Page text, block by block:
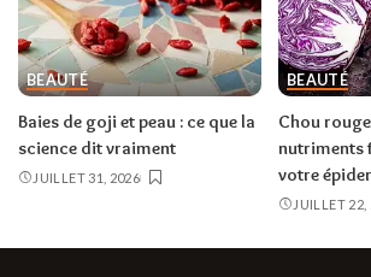
BEAUTÉ
Baies de goji et peau : ce que la
science dit vraiment
JUILLET 31, 2026
BEAUTÉ
Chou
nutriments
votre
JUILLET 22,